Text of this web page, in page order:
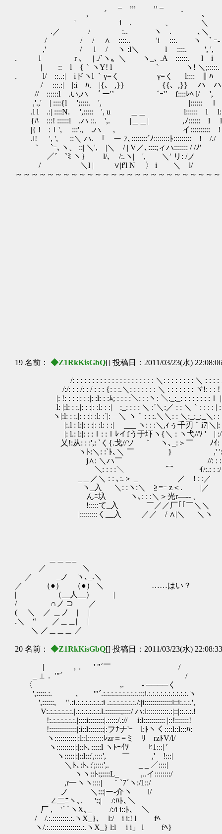
_ ,,, ,, _
, ´ ｀ ､
' i . 、 ＼
.／ / :.. ヽ . ､
/ / / ∧ ::::.. 'i :::. ヽ ` ｰ- .
,' / l / ヽ :l＼ l ::::. ', ',
. l r ､ | ./`ヽ〟＼ ヽ_､ .A ::::::. l i
| :: l {｀ヽY! l ｀ ヽ! ＼
. l/ ::..:| iドヽl ｀γ=く γ=く l:::: ∥ ﾊ
/ :::.:| |:i ﾊ. |{、 ,}} {{、,}} ハ ハ ハ
// ::::::l .い,ハ ﾞー'’ ゛ｰ'’ f::::ﾚﾍ l/ ',
,'.,' | ::::{l ';::::. ', |:::::: ｌ
.l l .:| ::::N. ',::::: ', u ＿＿ l:::::: l
{ﾊ :::! ::::::l .ハ ::. ',. |＿＿| ,ﾉ:::::: l
|{ ! :ｌ', :::'., .ハ , イ::::::::::
.l! ゝ ', ', ::＼ ハ. ｢ ー ｧ､::::::::´ﾉ::::::::ﾄ::::::::: ! /./
｀ `ｰ､ヽ、 ::| ＼', |＼ / | V／､::::;ィハ::::::: / /ﾉ′
／´ `ﾐ ヽ} l/､ /:.ヽ| ', ＼′ リ: /ノ
/ ＼l | ∨|f'l N 〉 i ＼ l/
～～～～～～～～～～～～～～～～～～～～～～～～～
19 名前： ◆Z1RkKisGbQ[] 投稿日：2011/03/23(水)
/: : : : : : : : : : : : : : : : : : : : : ＼: : : : : : : : ＼ : : : :
/:/: : : /: : / : : : {: : :.＼: : : : : : : ＼ : : : : : : : ヾ!: : : !
|: !: : : :|: : :|: :l: : :ﾑ; : : : :＼: : :ヽ: ＼:_:_: : : : : : : :ｌ
l: |:l: : :.|: : :|: :l: : :| :_: : : : ＼ :´＼:／ : : ＼｀: : : : | :
ヽ|:l: : :.|: : :|: :l: :´|:―＼ ヽ｀: : :.＼＼: : ＼:_:_:_＼: :
|:.l : l:|: : :|: :l: : :| ___ ヽ: : :＼,ｨぅ千刃｀
|: l.: l:|: : :ｌ: :ｌﾚイfう于圷ヽ{＼ : ヽ弋//ｿ '
乂!:从: : :',: `く{.戈//ソ ｀ ヽ､_:＞
ヽﾄ:＼: :`ﾄ､＼ ￣ } ,' ': : :
j∧: ＼ハ￣ //: : : /＼
＼: : : :＼ ⌒ ｲ/:.: : :/
_＿／＼ : : ､:.＞ _ ／ ! : :／
ヽ_入 ＼: :ヽ:＼ ≧=ｰ z＜. |／
んﾆ圦 ヽ､: : :＼＞光r―‐- 、 /
!:::::て_入 ￣／／厂｢｢￣＼＼ ん
|:::::::::く__入 ／／ / ∧|＼ ＼ヽ ∧
／ ＼
／ _ノ ヽ､_.＼
／ （●） （●） ＼ ……はい？
| （__人__） |
/ ∩ノ ⊃ ／
( ＼ ／ ＿ノ | |
.＼ “ ／＿＿| |
＼ ／＿＿＿ ／
20 名前： ◆Z1RkKisGbQ[] 投稿日：2011/03/23(水)
| ,． ' "´￣ /
_ ⊥． '"´ /
〈 ,. - ────く
',:::::.:. , '"´.:.:.:.:.:.:.:.:.:.::;i.:.:.:.:.:.:.:.:.:.:.ヽ
',::::::, ".:i.:.:.:.:.:.:.:i .:.:.:.:.:.:.:./:|i::::::::::::::l::i:.:.:.',
V:.:.:.:.:.:.:.|.:.:.:.:.:.:.l.::::::::;::::/ ハ:l:::::::::::.:|::|::.:.:.!
!:.:.:.:.:.:.:.|::::i::::::::|.:::::/.:// i:l::::::::::: |::!:::::::!
!::::::::::::::|:i::l::::::::|:フﾅナ'ｰ l:ﾄヽく::::l::l:::ﾊ:|
ヽ:::::::::::|:l::l::::::::ﾚzr＝=ミ ﾘ rzﾄV/l/ だっ
ヽ:::::::::|:|::ﾄ､:::::l ヽﾄｰｲｿ ﾋ1:::| ′
ヽ:::::|:|::l:::',::::', ￣ ,' !:::|
＼ﾄ､:ﾄ､:';::::',. _ _ ／::::|
ヽヽ::ﾄ:;::::L_ ,..イ::::::::/
,r一ヽヽ::::| ｀`7´ヽ:/1::/
ノ ＼:::|ー‐介ヽ l/
_∠二ﾆヽ､. ':;| /:ﾊﾄ､＼
厂 , '⌒ヽX､_ /:/i i::ﾄ､ ＼
/ /.:.::::::::.:.ヽX_}､ l:/ i i:! l fﾍ
ヽ/.:.:::::::::::::::.:.ヽX_} l:l i i」 l fﾍ}